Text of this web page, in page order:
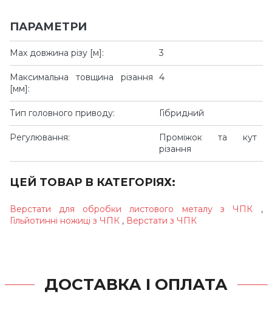
ПАРАМЕТРИ
Мах довжина різу [м]: 3
Максимальна товщина різання
[мм]:
4
Тип головного приводу: Гібридний
Регулювання:
Проміжок та кут
різання
ЦЕЙ ТОВАР В КАТЕГОРІЯХ:
Верстати для обробки листового металу з ЧПК ,
Гільйотинні ножиці з ЧПК , Верстати з ЧПК
ДОСТАВКА І ОПЛАТА